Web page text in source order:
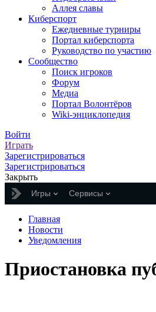
Аллея славы
Киберспорт
Ежедневные турниры
Портал киберспорта
Руководство по участию
Сообщество
Поиск игроков
Форум
Медиа
Портал Волонтёров
Wiki-энциклопедия
Войти
Играть
Зарегистрироваться
Зарегистрироваться
Закрыть
Игры Сервисы
Главная
Новости
Уведомления
Приостановка